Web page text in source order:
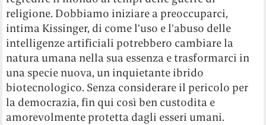
religione. Dobbiamo iniziare a preoccuparci,
intima Kissinger, di come l’uso e l’abuso delle
intelligenze artificiali potrebbero cambiare la
natura umana nella sua essenza e trasformarci in
una specie nuova, un inquietante ibrido
biotecnologico. Senza considerare il pericolo per
la democrazia, fin qui così ben custodita e
amorevolmente protetta dagli esseri umani.